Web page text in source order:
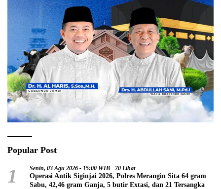
Popular Post
1 Senin, 03 Agu 2026 - 15:00 WIB 70 Lihat
Operasi Antik Siginjai 2026, Polres Merangin Sita 64 gram
Sabu, 42,46 gram Ganja, 5 butir Extasi, dan 21 Tersangka